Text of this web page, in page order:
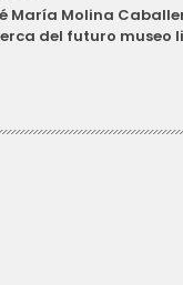
María Molina
del futuro museo